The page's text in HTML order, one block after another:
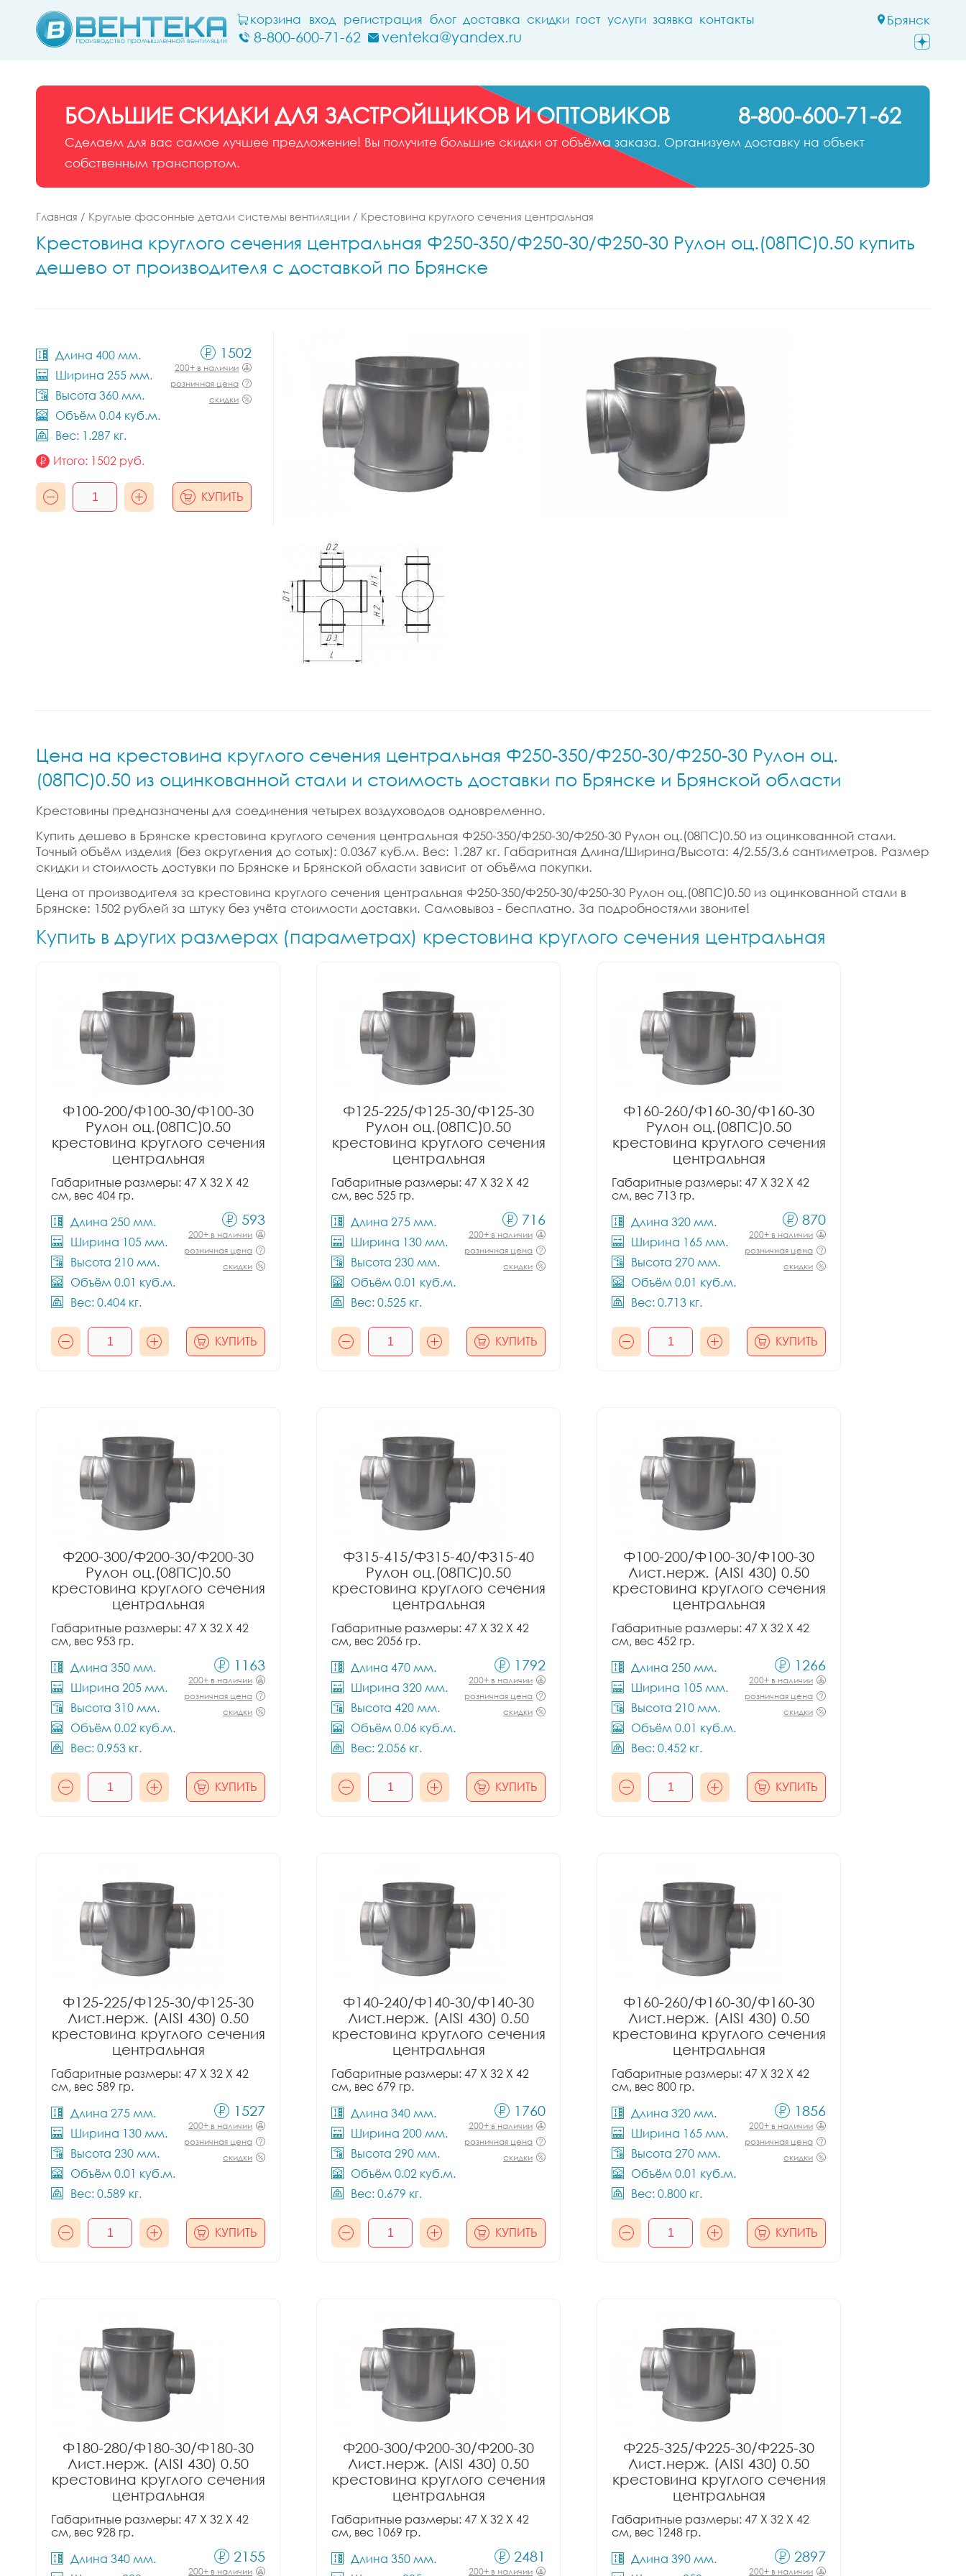
Брянск
корзина вход регистрация блог доставка скидки гост услуги заявка контакты
8-800-600-71-62 venteka@yandex.ru
БОЛЬШИЕ СКИДКИ ДЛЯ ЗАСТРОЙЩИКОВ И ОПТОВИКОВ 8-800-600-71-62
Сделаем для вас самое лучшее предложение! Вы получите большие скидки от объёма заказа. Организуем доставку на объект
собственным транспортом.
Главная / Круглые фасонные детали системы вентиляции / Крестовина круглого сечения центральная
Крестовина круглого сечения центральная Ф250-350/Ф250-30/Ф250-30 Рулон оц.(08ПС)0.50 купить
дешево от производителя с доставкой по Брянске
Длина 400 мм.
Ширина 255 мм.
Высота 360 мм.
Объём 0.04 куб.м.
Вес: 1.287 кг.
1502
200+ в наличии
розничная цена
скидки
Итого: 1502 руб.
КУПИТЬ
Цена на крестовина круглого сечения центральная Ф250-350/Ф250-30/Ф250-30 Рулон оц.
(08ПС)0.50 из оцинкованной стали и стоимость доставки по Брянске и Брянской области
Крестовины предназначены для соединения четырех воздуховодов одновременно.
Купить дешево в Брянске крестовина круглого сечения центральная Ф250-350/Ф250-30/Ф250-30 Рулон оц.(08ПС)0.50 из оцинкованной стали.
Точный объём изделия (без округления до сотых): 0.0367 куб.м. Вес: 1.287 кг. Габаритная Длина/Ширина/Высота: 4/2.55/3.6 сантиметров. Размер
скидки и стоимость достувки по Брянске и Брянской области зависит от объёма покупки.
Цена от производителя за крестовина круглого сечения центральная Ф250-350/Ф250-30/Ф250-30 Рулон оц.(08ПС)0.50 из оцинкованной стали в
Брянске: 1502 рублей за штуку без учёта стоимости доставки. Самовывоз - бесплатно. За подробностями звоните!
Купить в других размерах (параметрах) крестовина круглого сечения центральная
Ф100-200/Ф100-30/Ф100-30
Рулон оц.(08ПС)0.50
крестовина круглого сечения
центральная
Габаритные размеры: 47 X 32 X 42
см, вес 404 гр.
Длина 250 мм.
Ширина 105 мм.
Высота 210 мм.
Объём 0.01 куб.м.
Вес: 0.404 кг.
593
200+ в наличии
розничная цена
скидки
КУПИТЬ
Ф125-225/Ф125-30/Ф125-30
Рулон оц.(08ПС)0.50
крестовина круглого сечения
центральная
Габаритные размеры: 47 X 32 X 42
см, вес 525 гр.
Длина 275 мм.
Ширина 130 мм.
Высота 230 мм.
Объём 0.01 куб.м.
Вес: 0.525 кг.
716
200+ в наличии
розничная цена
скидки
КУПИТЬ
Ф160-260/Ф160-30/Ф160-30
Рулон оц.(08ПС)0.50
крестовина круглого сечения
центральная
Габаритные размеры: 47 X 32 X 42
см, вес 713 гр.
Длина 320 мм.
Ширина 165 мм.
Высота 270 мм.
Объём 0.01 куб.м.
Вес: 0.713 кг.
870
200+ в наличии
розничная цена
скидки
КУПИТЬ
Ф200-300/Ф200-30/Ф200-30
Рулон оц.(08ПС)0.50
крестовина круглого сечения
центральная
Габаритные размеры: 47 X 32 X 42
см, вес 953 гр.
Длина 350 мм.
Ширина 205 мм.
Высота 310 мм.
Объём 0.02 куб.м.
Вес: 0.953 кг.
1163
200+ в наличии
розничная цена
скидки
КУПИТЬ
Ф315-415/Ф315-40/Ф315-40
Рулон оц.(08ПС)0.50
крестовина круглого сечения
центральная
Габаритные размеры: 47 X 32 X 42
см, вес 2056 гр.
Длина 470 мм.
Ширина 320 мм.
Высота 420 мм.
Объём 0.06 куб.м.
Вес: 2.056 кг.
1792
200+ в наличии
розничная цена
скидки
КУПИТЬ
Ф100-200/Ф100-30/Ф100-30
Лист.нерж. (AISI 430) 0.50
крестовина круглого сечения
центральная
Габаритные размеры: 47 X 32 X 42
см, вес 452 гр.
Длина 250 мм.
Ширина 105 мм.
Высота 210 мм.
Объём 0.01 куб.м.
Вес: 0.452 кг.
1266
200+ в наличии
розничная цена
скидки
КУПИТЬ
Ф125-225/Ф125-30/Ф125-30
Лист.нерж. (AISI 430) 0.50
крестовина круглого сечения
центральная
Габаритные размеры: 47 X 32 X 42
см, вес 589 гр.
Длина 275 мм.
Ширина 130 мм.
Высота 230 мм.
Объём 0.01 куб.м.
Вес: 0.589 кг.
1527
200+ в наличии
розничная цена
скидки
КУПИТЬ
Ф140-240/Ф140-30/Ф140-30
Лист.нерж. (AISI 430) 0.50
крестовина круглого сечения
центральная
Габаритные размеры: 47 X 32 X 42
см, вес 679 гр.
Длина 340 мм.
Ширина 200 мм.
Высота 290 мм.
Объём 0.02 куб.м.
Вес: 0.679 кг.
1760
200+ в наличии
розничная цена
скидки
КУПИТЬ
Ф160-260/Ф160-30/Ф160-30
Лист.нерж. (AISI 430) 0.50
крестовина круглого сечения
центральная
Габаритные размеры: 47 X 32 X 42
см, вес 800 гр.
Длина 320 мм.
Ширина 165 мм.
Высота 270 мм.
Объём 0.01 куб.м.
Вес: 0.800 кг.
1856
200+ в наличии
розничная цена
скидки
КУПИТЬ
Ф180-280/Ф180-30/Ф180-30
Лист.нерж. (AISI 430) 0.50
крестовина круглого сечения
центральная
Габаритные размеры: 47 X 32 X 42
см, вес 928 гр.
Длина 340 мм.
2155
200+ в наличии
Ф200-300/Ф200-30/Ф200-30
Лист.нерж. (AISI 430) 0.50
крестовина круглого сечения
центральная
Габаритные размеры: 47 X 32 X 42
см, вес 1069 гр.
Длина 350 мм.
2481
200+ в наличии
Ф225-325/Ф225-30/Ф225-30
Лист.нерж. (AISI 430) 0.50
крестовина круглого сечения
центральная
Габаритные размеры: 47 X 32 X 42
см, вес 1248 гр.
Длина 390 мм.
2897
200+ в наличии